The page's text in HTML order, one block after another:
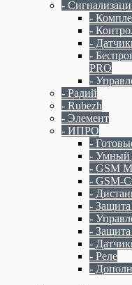
-
-
-
-
-
PRO
-
- Радий
- Rubezh
- Элемент
- ИПРО
-
- Умный
- GSM
- GSM-
-
-
-
- Защита
-
- Реле
-